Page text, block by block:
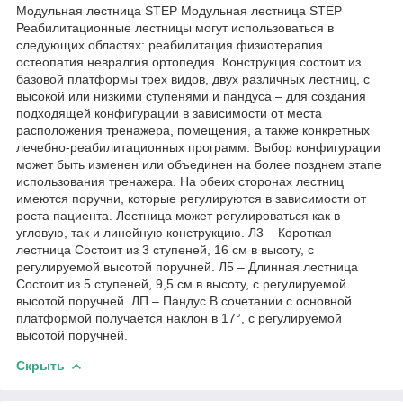
Модульная лестница STEP Модульная лестница STEP
Реабилитационные лестницы могут использоваться в
следующих областях: реабилитация физиотерапия
остеопатия невралгия ортопедия. Конструкция состоит из
базовой платформы трех видов, двух различных лестниц, с
высокой или низкими ступенями и пандуса – для создания
подходящей конфигурации в зависимости от места
расположения тренажера, помещения, а также конкретных
лечебно-реабилитационных программ. Выбор конфигурации
может быть изменен или объединен на более позднем этапе
использования тренажера. На обеих сторонах лестниц
имеются поручни, которые регулируются в зависимости от
роста пациента. Лестница может регулироваться как в
угловую, так и линейную конструкцию. Л3 – Короткая
лестница Состоит из 3 ступеней, 16 см в высоту, с
регулируемой высотой поручней. Л5 – Длинная лестница
Состоит из 5 ступеней, 9,5 см в высоту, с регулируемой
высотой поручней. ЛП – Пандус В сочетании с основной
платформой получается наклон в 17°, с регулируемой
высотой поручней.
Скрыть